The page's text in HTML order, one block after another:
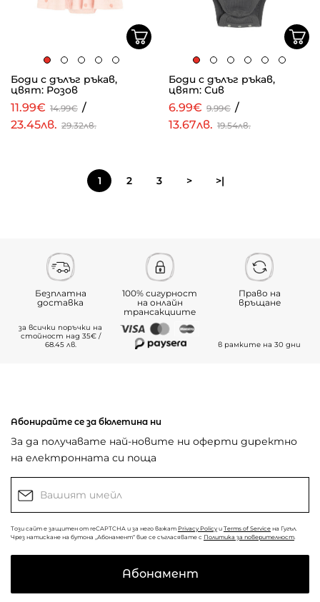
Боди с дълъг ръкав,
цвят: Розов
11.99€ 14.99€ /
23.45лв. 29.32лв.
Боди с дълъг ръкав,
цвят: Сив
6.99€ 9.99€ /
13.67лв. 19.54лв.
1 2 3 > >|
Безплатна
доставка
за всички поръчки на
стойност над 35€ /
68.45 лв.
100% сигурност
на онлайн
трансакциите
Право на
връщане
в рамките на 30 дни
Абонирайте се за бюлетина ни
За да получавате най-новите ни оферти директно
на електронната си поща
Този сайт е защитен от reCAPTCHA и за него важат Privacy Policy и Terms of Service на Гугъл.
Чрез натискане на бутона „Абонамент“ вие се съгласявате с Политика за поверителност.
Абонамент